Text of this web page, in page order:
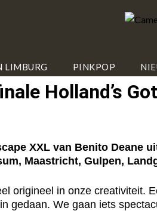
LIMBURG PINKPOP
Holland’s
XXL van Benito Deane
Maastricht, Gulpen,
origineel in onze
gedaan. We gaan iets